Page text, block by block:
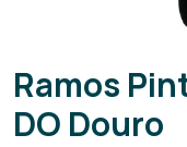
Ramos
DO Douro